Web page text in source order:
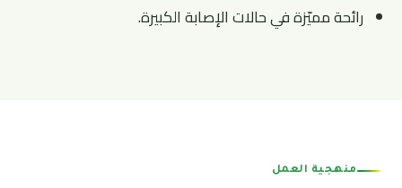
رائحة مميّزة في حالات الإصابة الكبيرة.
منهجية العمل